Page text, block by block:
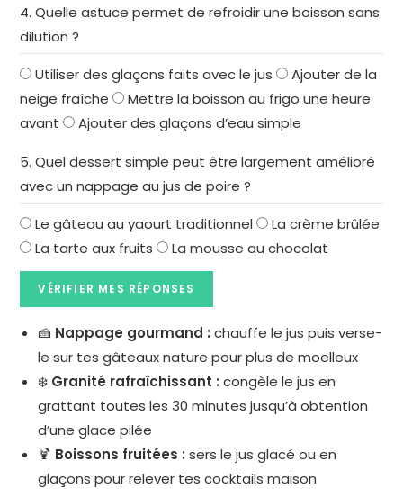
4. Quelle astuce permet de refroidir une boisson sans
dilution ?
Utiliser des glaçons faits avec le jus
Ajouter de la
neige fraîche
Mettre la boisson au frigo une heure
avant
Ajouter des glaçons d’eau simple
5. Quel dessert simple peut être largement amélioré
avec un nappage au jus de poire ?
Le gâteau au yaourt traditionnel
La crème brûlée
La tarte aux fruits
La mousse au chocolat
VÉRIFIER MES RÉPONSES
🍰 Nappage gourmand : chauffe le jus puis verse-
le sur tes gâteaux nature pour plus de moelleux
❄️ Granité rafraîchissant : congèle le jus en
grattant toutes les 30 minutes jusqu’à obtention
d’une glace pilée
🍹 Boissons fruitées : sers le jus glacé ou en
glaçons pour relever tes cocktails maison